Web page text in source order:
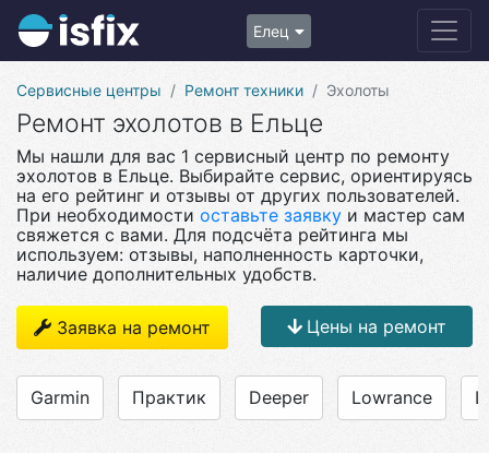
Елец
Сервисные центры Ремонт техники Эхолоты
Ремонт эхолотов в Ельце
Мы нашли для вас 1 сервисный центр по ремонту
эхолотов в Ельце. Выбирайте сервис, ориентируясь
на его рейтинг и отзывы от других пользователей.
При необходимости оставьте заявку и мастер сам
свяжется с вами. Для подсчёта рейтинга мы
используем: отзывы, наполненность карточки,
наличие дополнительных удобств.
Заявка на ремонт Цены на ремонт
Garmin Практик Deeper Lowrance